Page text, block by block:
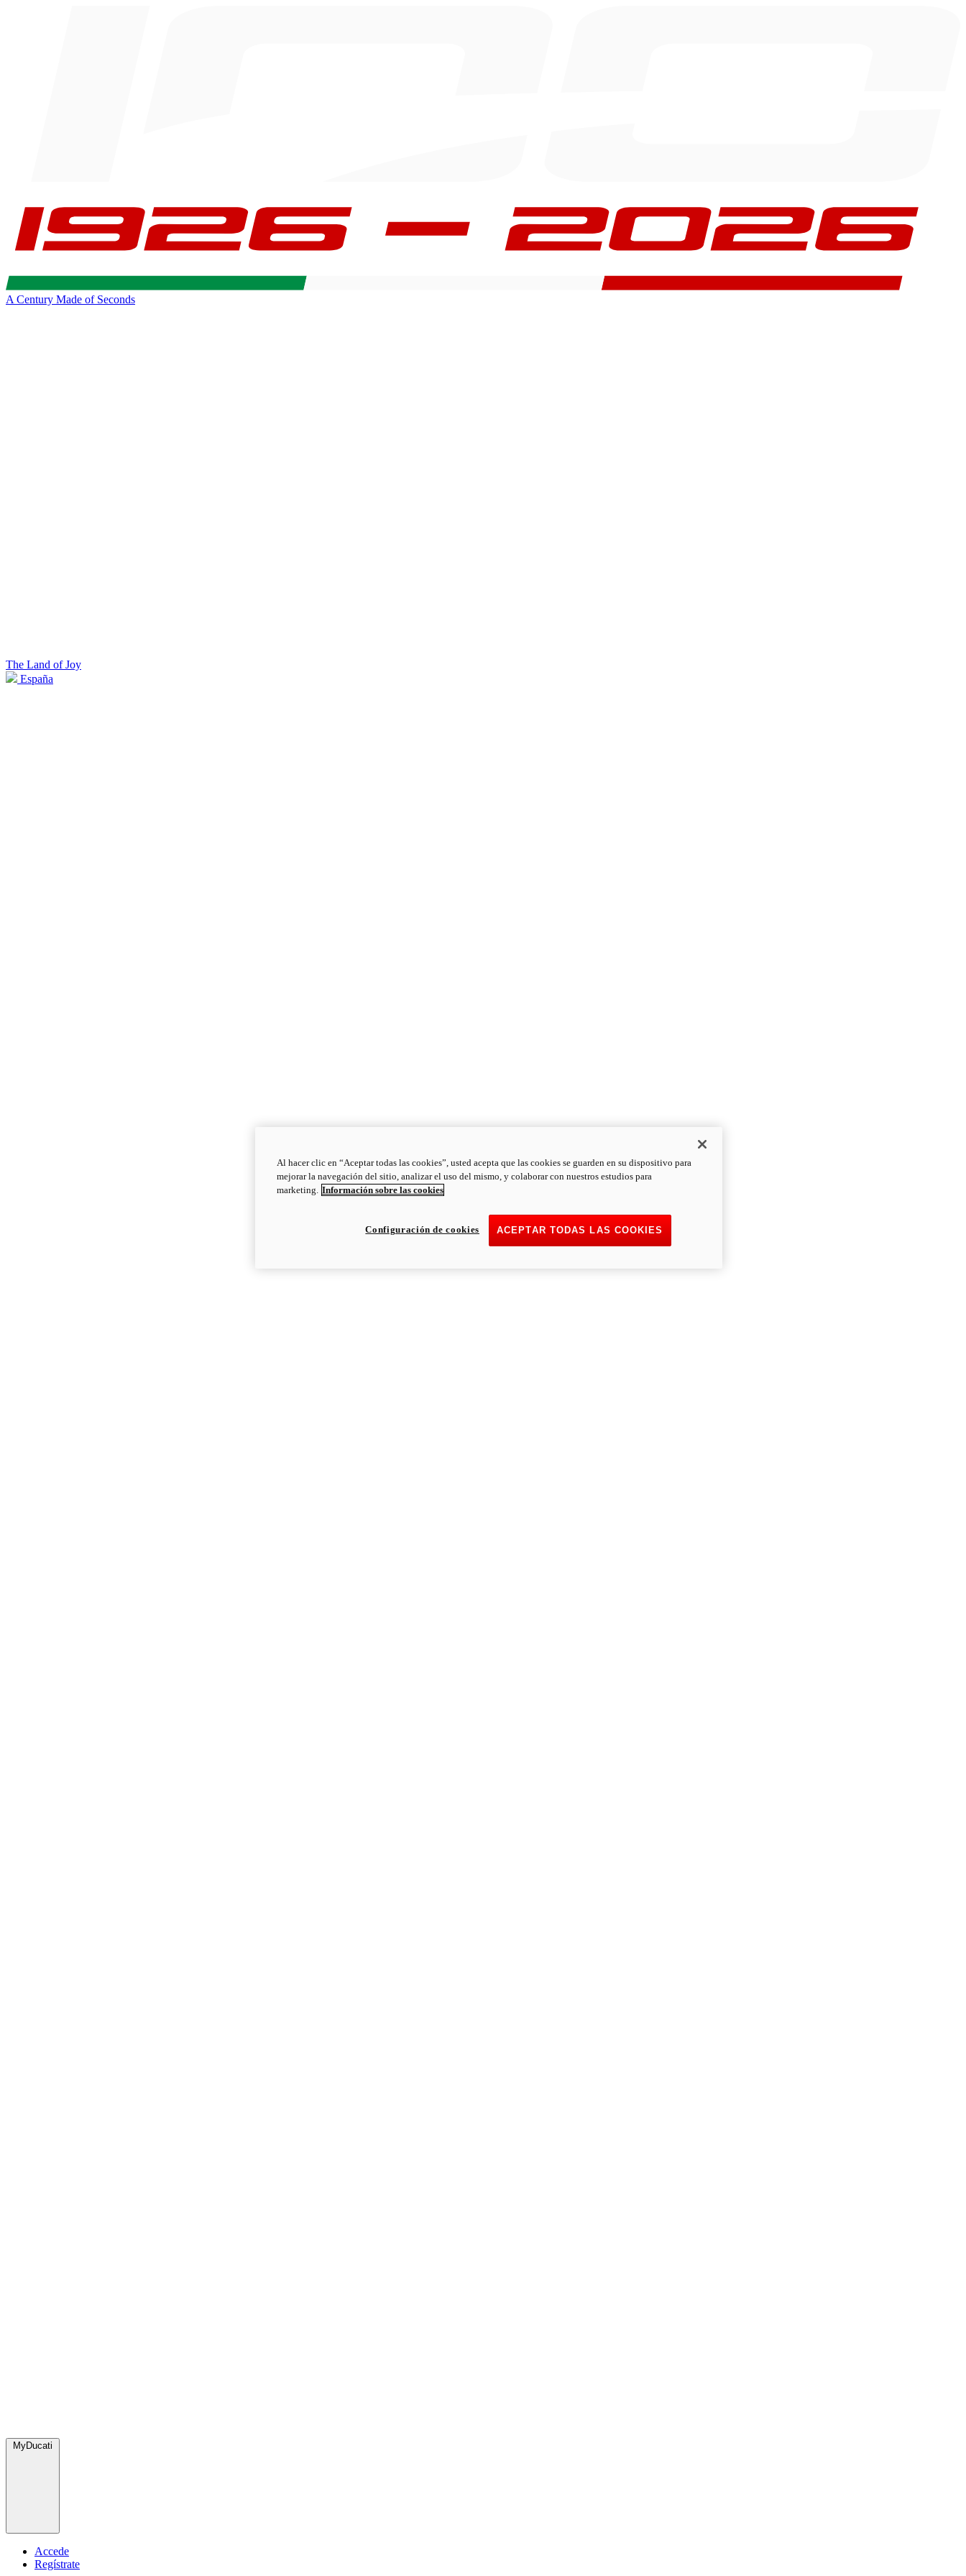
A Century Made of Seconds
The Land of Joy
España
MyDucati
Accede
Regístrate
Al hacer clic en “Aceptar todas las cookies”, usted acepta que las cookies se guarden en su dispositivo para
mejorar la navegación del sitio, analizar el uso del mismo, y colaborar con nuestros estudios para
marketing. Información sobre las cookies
ACEPTAR TODAS LAS COOKIES
Configuración de cookies